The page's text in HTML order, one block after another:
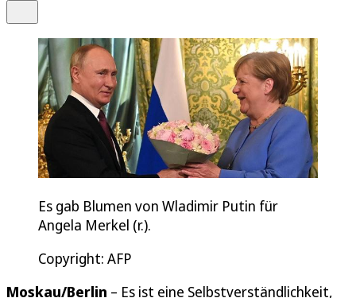
Es gab Blumen von Wladimir Putin für
Angela Merkel (r.).
Copyright: AFP
Moskau/Berlin – Es ist eine Selbstverständlichkeit,